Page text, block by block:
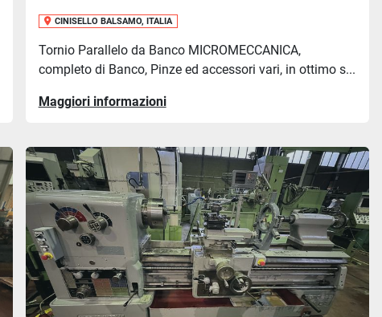
CINISELLO BALSAMO, ITALIA
Tornio Parallelo da Banco MICROMECCANICA,
completo di Banco, Pinze ed accessori vari, in ottimo s...
Maggiori informazioni